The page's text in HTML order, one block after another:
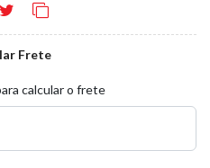
Frete
calcular o frete